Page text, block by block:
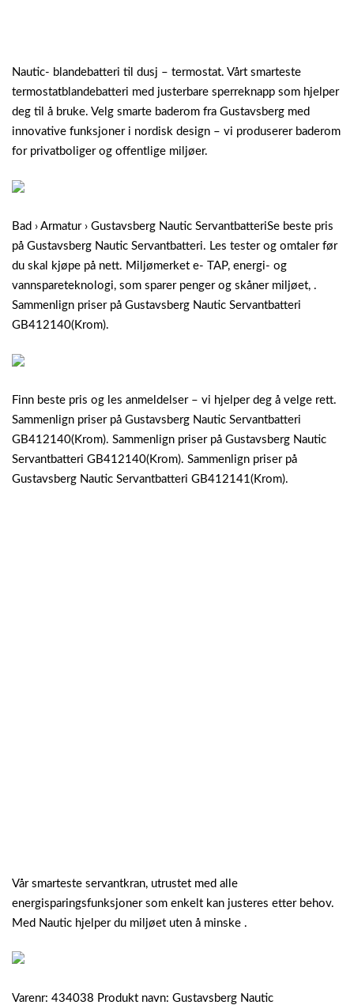
Nautic- blandebatteri til dusj – termostat. Vårt smarteste
termostatblandebatteri med justerbare sperreknapp som hjelper
deg til å bruke. Velg smarte baderom fra Gustavsberg med
innovative funksjoner i nordisk design – vi produserer baderom
for privatboliger og offentlige miljøer.
Bad › Armatur › Gustavsberg Nautic ServantbatteriSe beste pris
på Gustavsberg Nautic Servantbatteri. Les tester og omtaler før
du skal kjøpe på nett. Miljømerket e- TAP, energi- og
vannspareteknologi, som sparer penger og skåner miljøet, .
Sammenlign priser på Gustavsberg Nautic Servantbatteri
GB412140(Krom).
Finn beste pris og les anmeldelser – vi hjelper deg å velge rett.
Sammenlign priser på Gustavsberg Nautic Servantbatteri
GB412140(Krom). Sammenlign priser på Gustavsberg Nautic
Servantbatteri GB412140(Krom). Sammenlign priser på
Gustavsberg Nautic Servantbatteri GB412141(Krom).
Vår smarteste servantkran, utrustet med alle
energisparingsfunksjoner som enkelt kan justeres etter behov.
Med Nautic hjelper du miljøet uten å minske .
Varenr: 434038 Produkt navn: Gustavsberg Nautic